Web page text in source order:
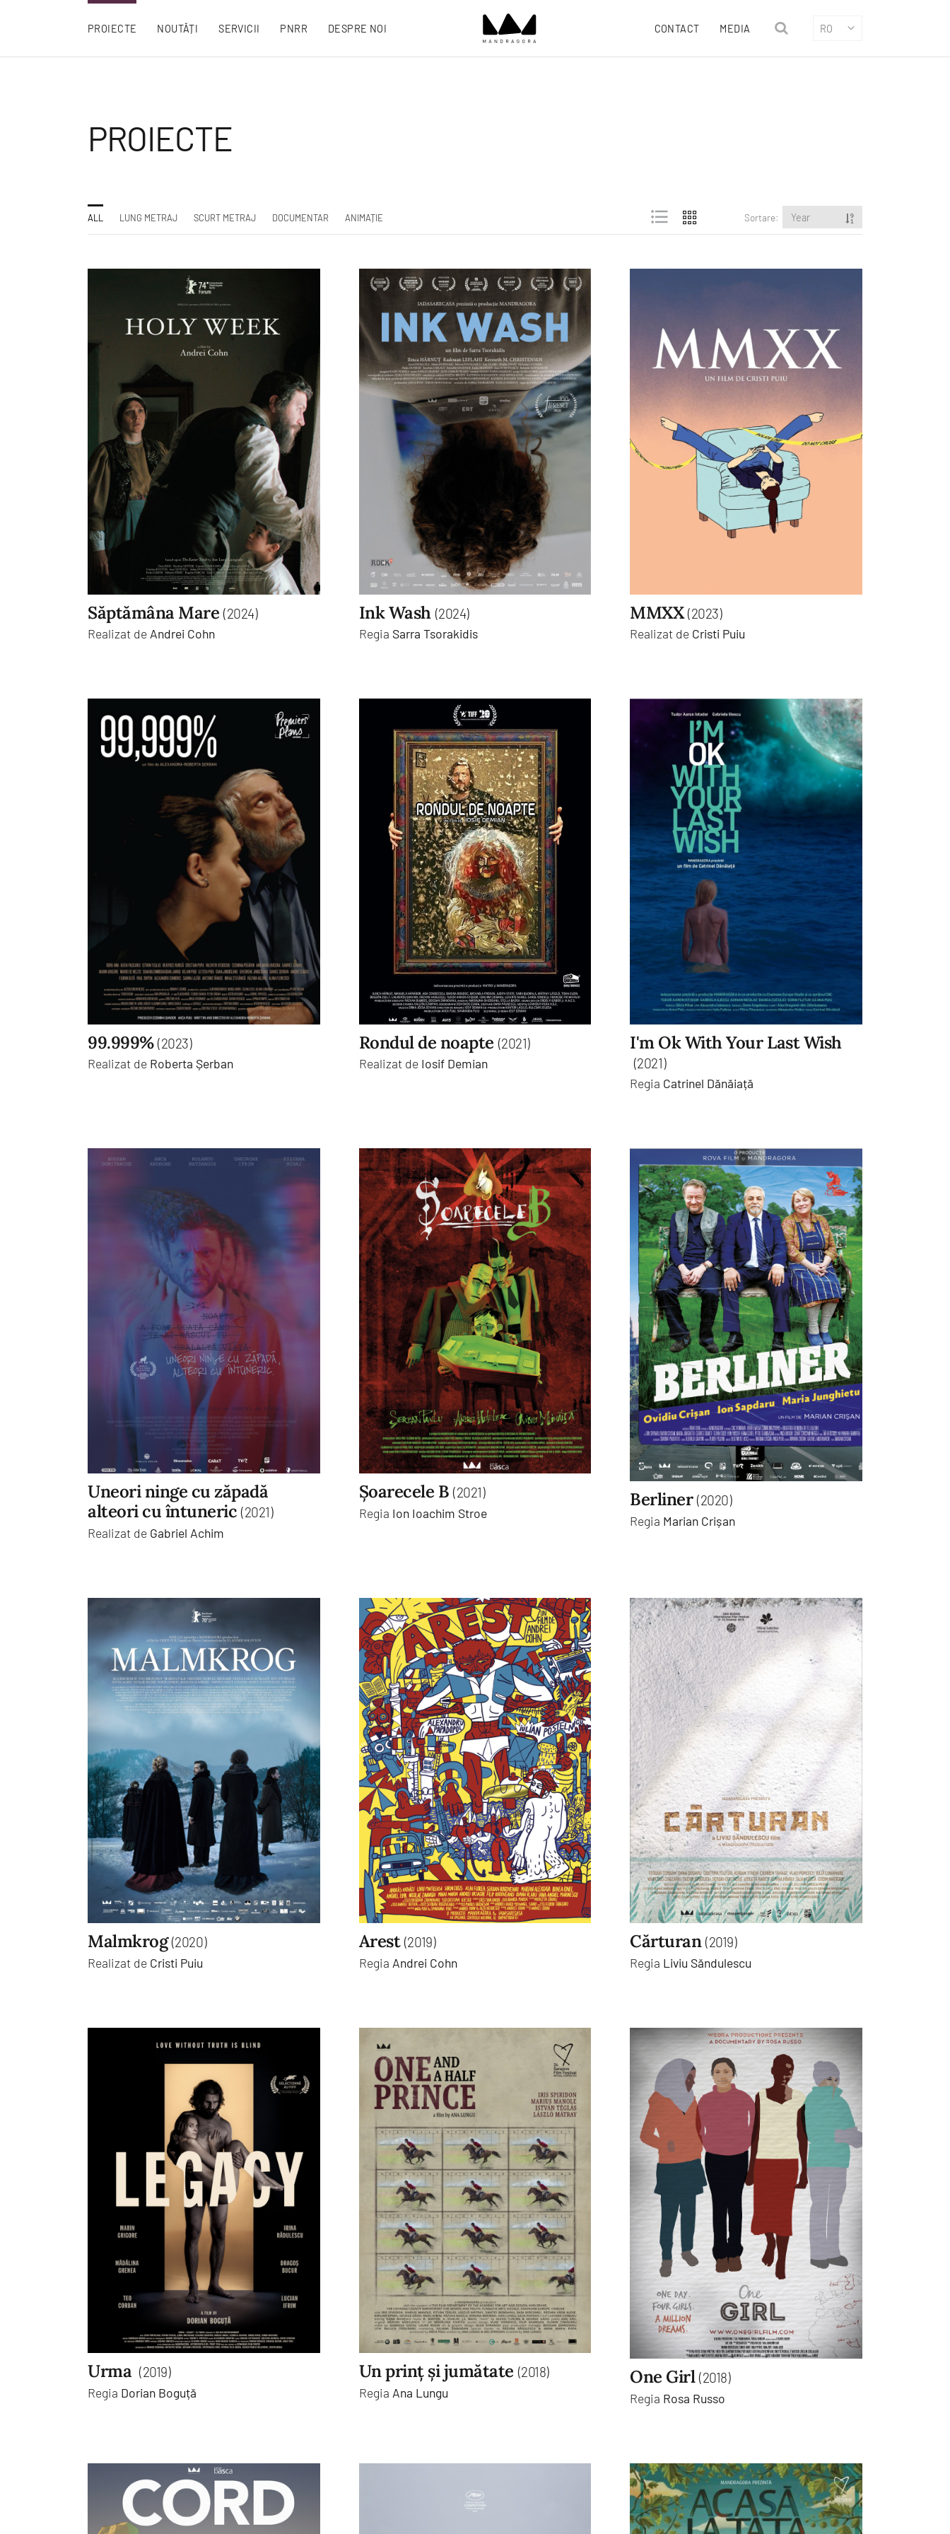
PROIECTE NOUTĂȚI SERVICII PNRR DESPRE NOI CONTACT MEDIA RO
PROIECTE
ALL LUNG METRAJ SCURT METRAJ DOCUMENTAR ANIMAȚIE Sortare: Year
Aleatoriu
Săptămâna Mare (2024)
Realizat de Andrei Cohn
Ink Wash (2024)
Regia Sarra Tsorakidis
MMXX (2023)
Realizat de Cristi Puiu
99.999% (2023)
Realizat de Roberta Șerban
Rondul de noapte (2021)
Realizat de Iosif Demian
I'm Ok With Your Last Wish
(2021)
Regia Catrinel Dănăiață
Uneori ninge cu zăpadă
alteori cu întuneric (2021)
Realizat de Gabriel Achim
Șoarecele B (2021)
Regia Ion Ioachim Stroe
Berliner (2020)
Regia Marian Crișan
Malmkrog (2020)
Realizat de Cristi Puiu
Arest (2019)
Regia Andrei Cohn
Cărturan (2019)
Regia Liviu Săndulescu
Urma (2019)
Regia Dorian Boguță
Un prinț și jumătate (2018)
Regia Ana Lungu
One Girl (2018)
Regia Rosa Russo